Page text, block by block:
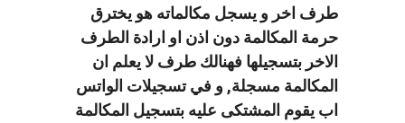
طرف اخر و يسجل مكالماته هو يخترق
حرمة المكالمة دون اذن او ارادة الطرف
الاخر بتسجيلها فهنالك طرف لا يعلم ان
المكالمة مسجلة, و في تسجيلات الواتس
اب يقوم المشتكى عليه بتسجيل المكالمة